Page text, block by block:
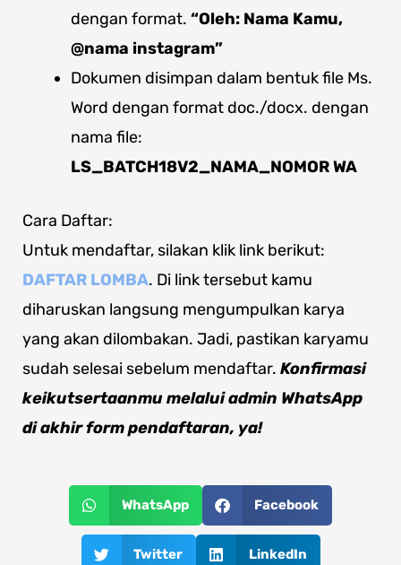
dengan format. “Oleh: Nama Kamu,
@nama instagram”
Dokumen disimpan dalam bentuk file Ms.
Word dengan format doc./docx. dengan
nama file:
LS_BATCH18V2_NAMA_NOMOR WA
Cara Daftar:
Untuk mendaftar, silakan klik link berikut:
DAFTAR LOMBA. Di link tersebut kamu
diharuskan langsung mengumpulkan karya
yang akan dilombakan. Jadi, pastikan karyamu
sudah selesai sebelum mendaftar. Konfirmasi
keikutsertaanmu melalui admin WhatsApp
di akhir form pendaftaran, ya!
WhatsApp Facebook
Twitter LinkedIn